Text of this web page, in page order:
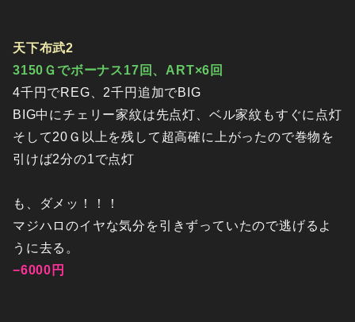
天下布武2
3150Ｇでボーナス17回、ART×6回
4千円でREG、2千円追加でBIG
BIG中にチェリー家紋は先点灯、ベル家紋もすぐに点灯
そして20Ｇ以上を残して超高確に上がったので巻物を
引けば2分の1で点灯
も、ダメッ！！！
マジハロのイヤな気分を引きずっていたので逃げるよ
うに去る。
−6000円